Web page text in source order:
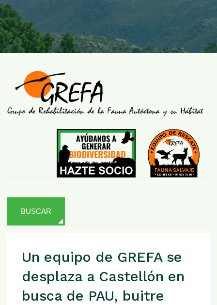
BUSCAR
Un equipo de GREFA se
desplaza a Castellón en
busca de PAU, buitre